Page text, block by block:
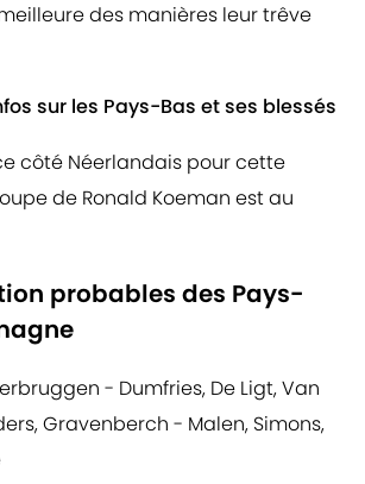
des manières leur trêve
sur les Pays-Bas et ses blessés
côté Néerlandais pour cette
de Ronald Koeman est au
probables des Pays-
- Dumfries, De Ligt, Van
Gravenberch - Malen, Simons,